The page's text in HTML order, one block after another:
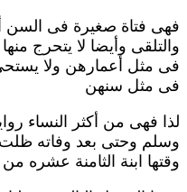
فتاة صغيرة فى السن
وأيضا لا يتحرج منها
مثل أعمارهن ولا يستحى
مثل سنهن
فهى من أكثر النساء
وحتى بعد وفاته ظلت
ابنة الثامنة عشره من